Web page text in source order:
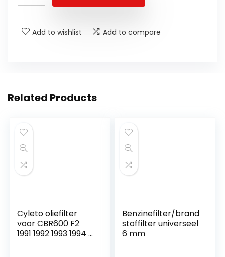
Add to wishlist Add to compare
Related Products
Cyleto oliefilter
voor CBR600 F2
1991 1992 1993 1994 /
Benzinefilter/brand
stoffilter universeel
6 mm